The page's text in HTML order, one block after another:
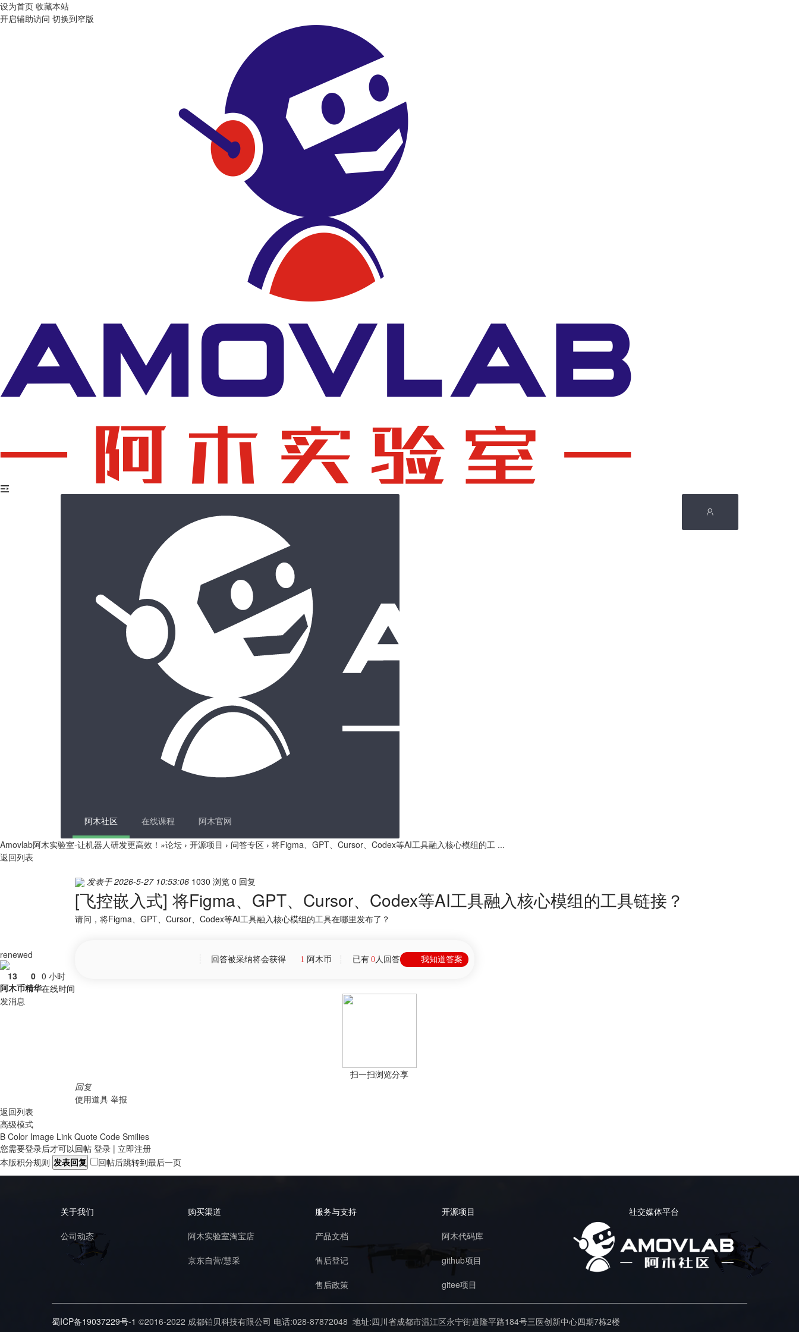
设为首页 收藏本站
开启辅助访问 切换到窄版
阿木社区 在线课程
阿木官网
Amovlab阿木实验室-让机器人研发更高效！ »论坛 › 开源项目 › 问答专区 › 将Figma、GPT、Cursor、Codex等AI工具融入核心模组的工 ...
返回列表
renewed
13
阿木币
0
精华
0 小时
在线时间
发消息
发表于 2026-5-27 10:53:06 1030 浏览 0 回复
[飞控嵌入式] 将Figma、GPT、Cursor、Codex等AI工具融入核心模组的工具链接？
请问，将Figma、GPT、Cursor、Codex等AI工具融入核心模组的工具在哪里发布了？
我知道答案
回答被采纳将会获得 1 阿木币 已有 0人回答
扫一扫浏览分享
回复
使用道具 举报
返回列表
高级模式
B Color Image Link Quote Code Smilies
您需要登录后才可以回帖 登录 | 立即注册
本版积分规则 发表回复 回帖后跳转到最后一页
关于我们
公司动态
购买渠道
阿木实验室淘宝店
京东自营/慧采
服务与支持
产品文档
售后登记
售后政策
开源项目
阿木代码库
github项目
gitee项目
社交媒体平台
蜀ICP备19037229号-1 ©2016-2022 成都铂贝科技有限公司 电话:028-87872048 地址:四川省成都市温江区永宁街道隆平路184号三医创新中心四期7栋2楼